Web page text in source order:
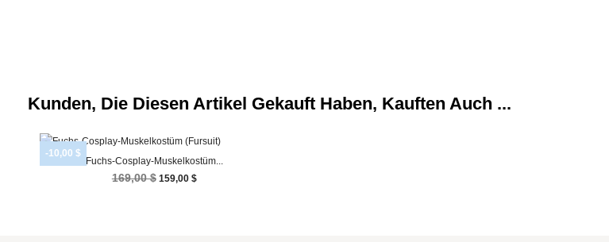
Kunden, Die Diesen Artikel Gekauft Haben, Kauften Auch ...
 Vorschau
Fuchs-Cosplay-Muskelkostüm...
169,00 $ 159,00 $
-10,00 $